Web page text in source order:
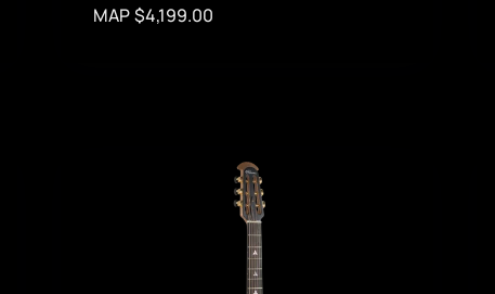
MAP $4,199.00